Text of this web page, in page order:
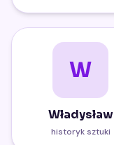
W
Władysław
Okulski
historyk sztuki